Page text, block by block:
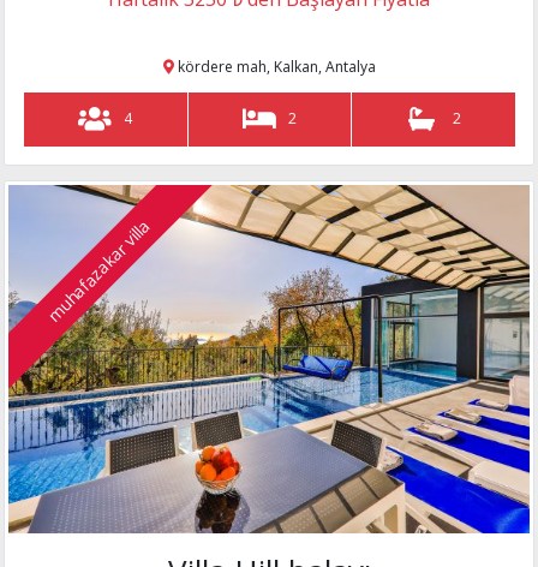
kördere mah, Kalkan, Antalya
4 2 2
muhafazakar villa